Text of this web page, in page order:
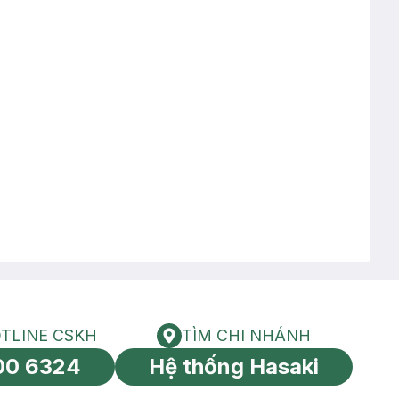
toàn cầu
HOTLINE CSKH
CSKH
6324
Tìm chi nhánh
TÌM CHI NHÁNH
Hệ thống Hasaki